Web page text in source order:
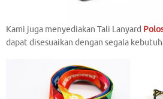
Kami juga menyediakan Tali Lanyard
dapat disesuaikan dengan segala